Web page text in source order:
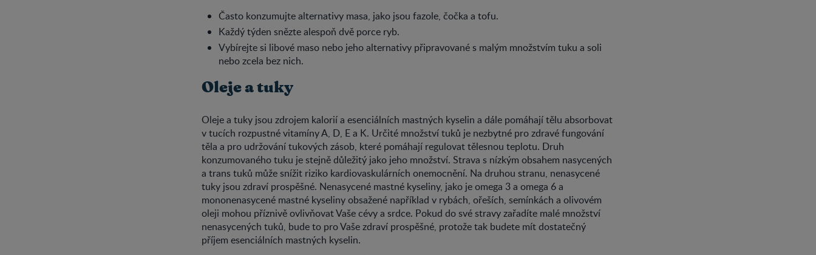
Často konzumujte alternativy masa, jako jsou fazole, čočka a tofu.
Každý týden snězte alespoň dvě porce ryb.
Vybírejte si libové maso nebo jeho alternativy připravované s malým množstvím tuku a soli
nebo zcela bez nich.
Oleje a tuky
Oleje a tuky jsou zdrojem kalorií a esenciálních mastných kyselin a dále pomáhají tělu absorbovat
v tucích rozpustné vitamíny A, D, E a K. Určité množství tuků je nezbytné pro zdravé fungování
těla a pro udržování tukových zásob, které pomáhají regulovat tělesnou teplotu. Druh
konzumovaného tuku je stejně důležitý jako jeho množství. Strava s nízkým obsahem nasycených
a trans tuků může snížit riziko kardiovaskulárních onemocnění. Na druhou stranu, nenasycené
tuky jsou zdraví prospěšné. Nenasycené mastné kyseliny, jako je omega 3 a omega 6 a
mononenasycené mastné kyseliny obsažené například v rybách, ořeších, semínkách a olivovém
oleji mohou příznivě ovlivňovat Vaše cévy a srdce. Pokud do své stravy zařadíte malé množství
nenasycených tuků, bude to pro Vaše zdraví prospěšné, protože tak budete mít dostatečný
příjem esenciálních mastných kyselin.